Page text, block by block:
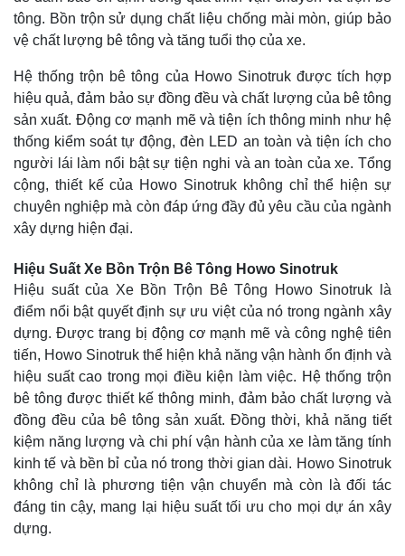
tông. Bồn trộn sử dụng chất liệu chống mài mòn, giúp bảo
vệ chất lượng bê tông và tăng tuổi thọ của xe.
Hệ thống trộn bê tông của Howo Sinotruk được tích hợp
hiệu quả, đảm bảo sự đồng đều và chất lượng của bê tông
sản xuất. Động cơ mạnh mẽ và tiện ích thông minh như hệ
thống kiểm soát tự động, đèn LED an toàn và tiện ích cho
người lái làm nổi bật sự tiện nghi và an toàn của xe. Tổng
cộng, thiết kế của Howo Sinotruk không chỉ thể hiện sự
chuyên nghiệp mà còn đáp ứng đầy đủ yêu cầu của ngành
xây dựng hiện đại.
Hiệu Suất Xe Bồn Trộn Bê Tông Howo Sinotruk
Hiệu suất của Xe Bồn Trộn Bê Tông Howo Sinotruk là
điểm nổi bật quyết định sự ưu việt của nó trong ngành xây
dựng. Được trang bị động cơ mạnh mẽ và công nghệ tiên
tiến, Howo Sinotruk thể hiện khả năng vận hành ổn định và
hiệu suất cao trong mọi điều kiện làm việc. Hệ thống trộn
bê tông được thiết kế thông minh, đảm bảo chất lượng và
đồng đều của bê tông sản xuất. Đồng thời, khả năng tiết
kiệm năng lượng và chi phí vận hành của xe làm tăng tính
kinh tế và bền bỉ của nó trong thời gian dài. Howo Sinotruk
không chỉ là phương tiện vận chuyển mà còn là đối tác
đáng tin cậy, mang lại hiệu suất tối ưu cho mọi dự án xây
dựng.